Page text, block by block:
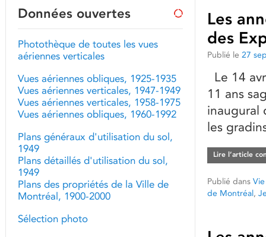
Les
des
Publié le 27
Le 14
11 ans
inaugural
les
Lire l’article
Publié dans
de Montréal,
Données ouvertes
Photothèque de toutes les vues
aériennes verticales
Vues aériennes obliques, 1925-1935
Vues aériennes verticales, 1947-1949
Vues aériennes verticales, 1958-1975
Vues aériennes obliques, 1960-1992
Plans généraux d'utilisation du sol,
1949
Plans détaillés d'utilisation du sol,
1949
Plans des propriétés de la Ville de
Montréal, 1900-2000
Sélection photo